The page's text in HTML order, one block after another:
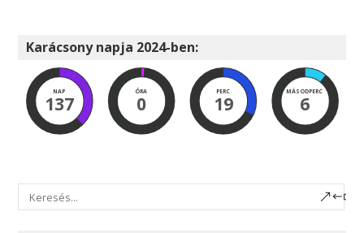
Karácsony napja 2024-ben:
NAP
137
ÓRA
0
PERC
19
MÁSODPERC
5